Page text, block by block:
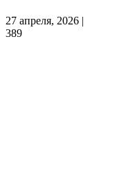
27 апреля, 2026 |
389